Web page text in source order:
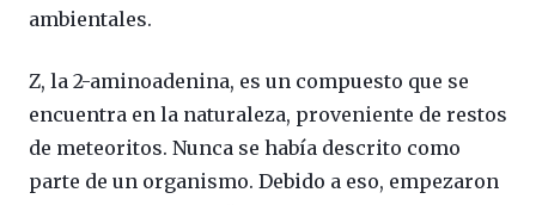
ambientales.
Z, la 2-aminoadenina, es un compuesto que se
encuentra en la naturaleza, proveniente de restos
de meteoritos. Nunca se había descrito como
parte de un organismo. Debido a eso, empezaron